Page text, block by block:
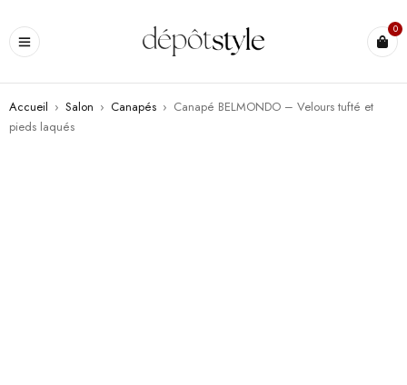
0
Accueil › Salon › Canapés › Canapé BELMONDO – Velours tufté et
pieds laqués